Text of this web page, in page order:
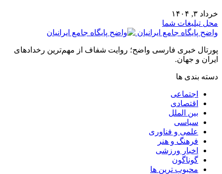
خرداد ۳, ۱۴۰۴
محل تبلیغات شما
واضح پایگاه جامع ایرانیان
پورتال خبری فارسی واضح؛ روایت شفاف از مهم‌ترین رخدادهای
ایران و جهان.
دسته بندی ها
اجتماعی
اقتصادی
بین الملل
سیاسی
علمی و فناوری
فرهنگ و هنر
اخبار ورزشی
گوناگون
محبوب ترین ها